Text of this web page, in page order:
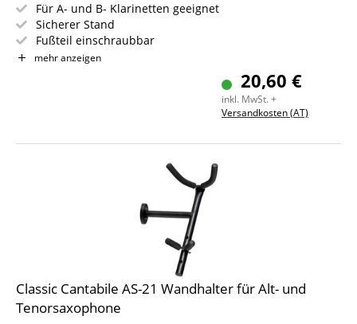
Für A- und B- Klarinetten geeignet
Sicherer Stand
Fußteil einschraubbar
Kann im Schalltrichter verstaut werden
mehr anzeigen
20,60 €
inkl. MwSt. +
Versandkosten (AT)
Classic Cantabile AS-21 Wandhalter für Alt- und
Tenorsaxophone